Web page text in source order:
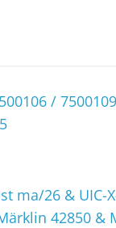
/
ma/26 & UIC-
42850 &